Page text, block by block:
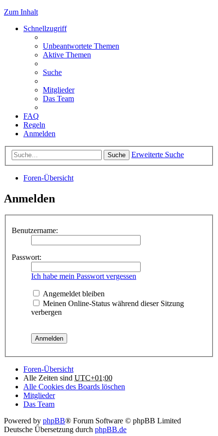
Zum Inhalt
Schnellzugriff
Unbeantwortete Themen
Aktive Themen
Suche
Mitglieder
Das Team
FAQ
Regeln
Anmelden
Suche Erweiterte Suche
Foren-Übersicht
Anmelden
Benutzername:
Passwort:
Ich habe mein Passwort vergessen
Angemeldet bleiben
Meinen Online-Status während dieser Sitzung
verbergen
Foren-Übersicht
Alle Zeiten sind UTC+01:00
Alle Cookies des Boards löschen
Mitglieder
Das Team
Powered by phpBB® Forum Software © phpBB Limited
Deutsche Übersetzung durch phpBB.de